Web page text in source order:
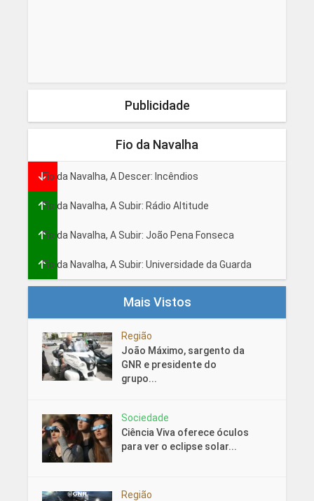
Publicidade
Fio da Navalha
Fio da Navalha, A Descer: Incêndios
Fio da Navalha, A Subir: Rádio Altitude
Fio da Navalha, A Subir: João Pena Fonseca
Fio da Navalha, A Subir: Universidade da Guarda
Mais Vistos
Região
João Máximo, sargento da
GNR e presidente do
grupo...
Sociedade
Ciência Viva oferece óculos
para ver o eclipse solar...
Região